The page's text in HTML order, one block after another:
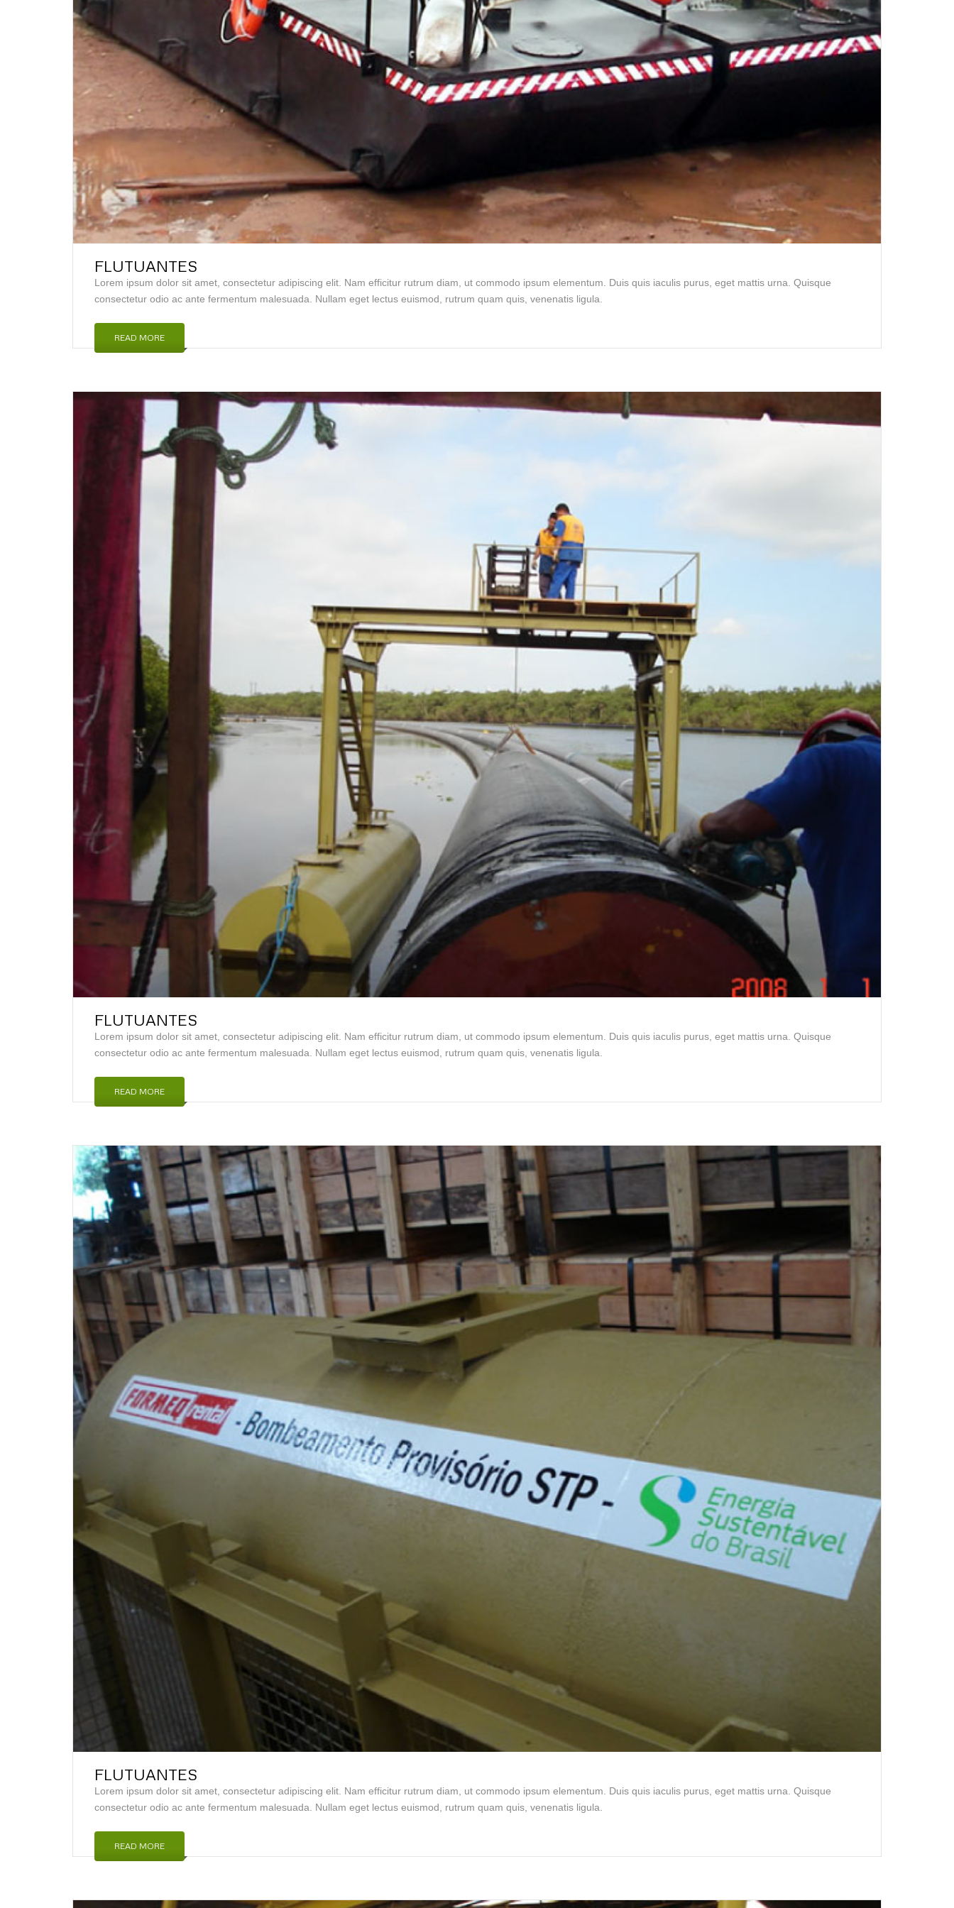
FLUTUANTES
Lorem ipsum dolor sit amet, consectetur adipiscing elit. Nam efficitur rutrum diam, ut commodo ipsum elementum. Duis quis iaculis purus, eget mattis urna. Quisque
consectetur odio ac ante fermentum malesuada. Nullam eget lectus euismod, rutrum quam quis, venenatis ligula.
READ MORE
FLUTUANTES
Lorem ipsum dolor sit amet, consectetur adipiscing elit. Nam efficitur rutrum diam, ut commodo ipsum elementum. Duis quis iaculis purus, eget mattis urna. Quisque
consectetur odio ac ante fermentum malesuada. Nullam eget lectus euismod, rutrum quam quis, venenatis ligula.
READ MORE
FLUTUANTES
Lorem ipsum dolor sit amet, consectetur adipiscing elit. Nam efficitur rutrum diam, ut commodo ipsum elementum. Duis quis iaculis purus, eget mattis urna. Quisque
consectetur odio ac ante fermentum malesuada. Nullam eget lectus euismod, rutrum quam quis, venenatis ligula.
READ MORE